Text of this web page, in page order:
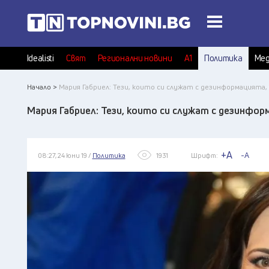
Idealisti Свят Регионални новини А1 Политика
Начало > Мария Габриел: Тези, които си служат с
Мария Габриел: Тези, които си служат с
08:27, 24 юни 19 / Политика 1931 Шрифт: +A -A